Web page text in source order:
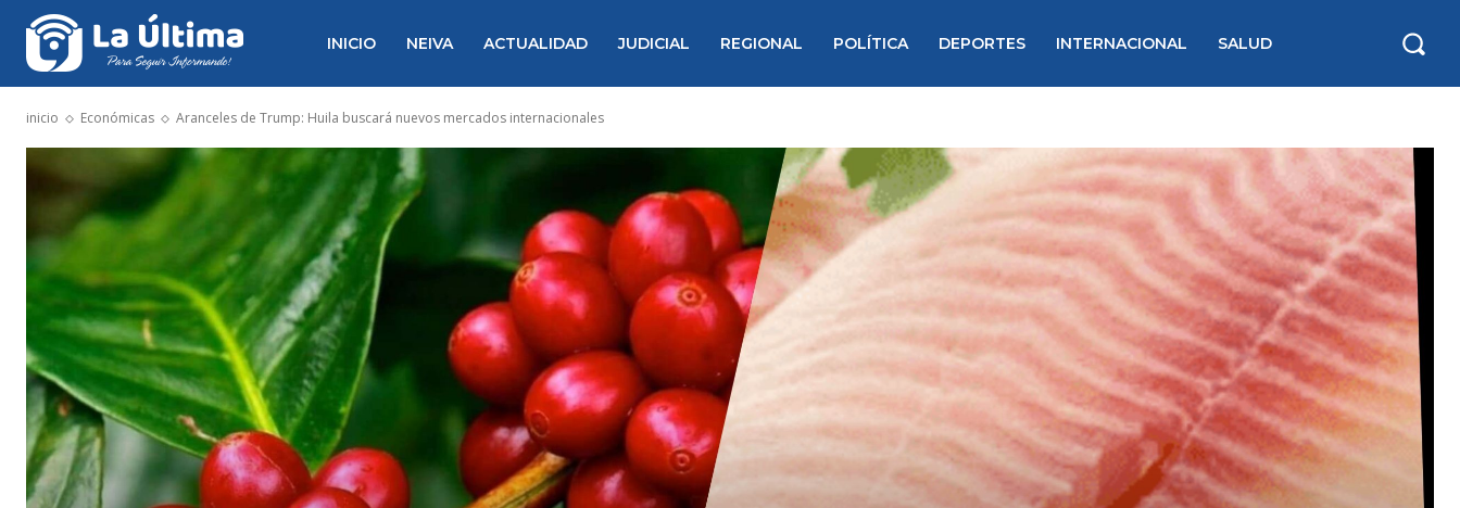
INICIO NEIVA ACTUALIDAD JUDICIAL REGIONAL POLÍTICA DEPORTES INTERNACIONAL SALUD
inicio Económicas Aranceles de Trump: Huila buscará nuevos mercados internacionales